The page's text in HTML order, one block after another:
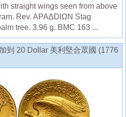
straight wings seen from above
Rev. APAΔDIΩN Stag
tree. 3.96 g. BMC 163 ...
到 20 Dollar 美利堅合眾國 (1776